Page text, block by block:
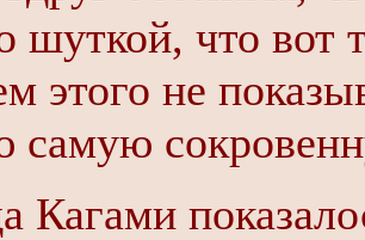
шуткой, что вот
этого не
самую
Кагами